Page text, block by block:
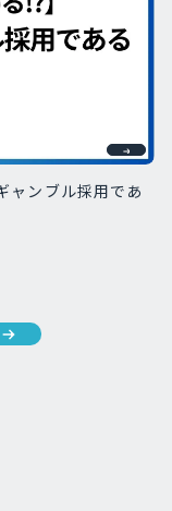
ャンブル採用であ